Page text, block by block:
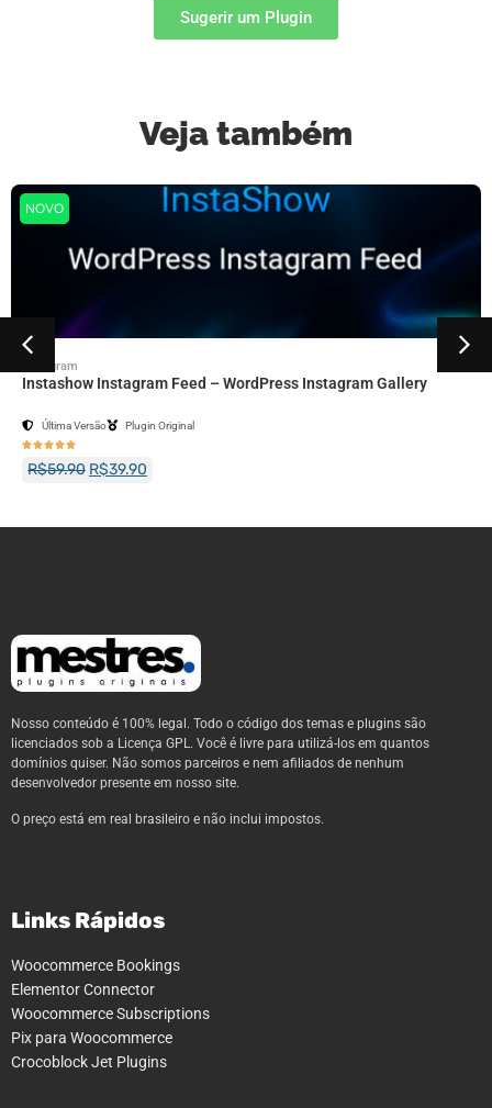
Sugerir um Plugin
Veja também
NOVO
Instagram
Instashow Instagram Feed – WordPress Instagram Gallery
Última Versão Plugin Original

R$59.90 R$39.90
Nosso conteúdo é 100% legal. Todo o código dos temas e plugins são
licenciados sob a Licença GPL. Você é livre para utilizá-los em quantos
domínios quiser. Não somos parceiros e nem afiliados de nenhum
desenvolvedor presente em nosso site.
O preço está em real brasileiro e não inclui impostos.
Links Rápidos
Woocommerce Bookings
Elementor Connector
Woocommerce Subscriptions
Pix para Woocommerce
Crocoblock Jet Plugins